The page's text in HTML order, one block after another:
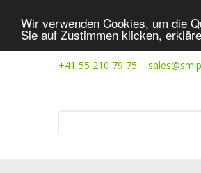
Wir verwenden Cookies, um die
Sie auf Zustimmen klicken,
+41 55 210 79 75